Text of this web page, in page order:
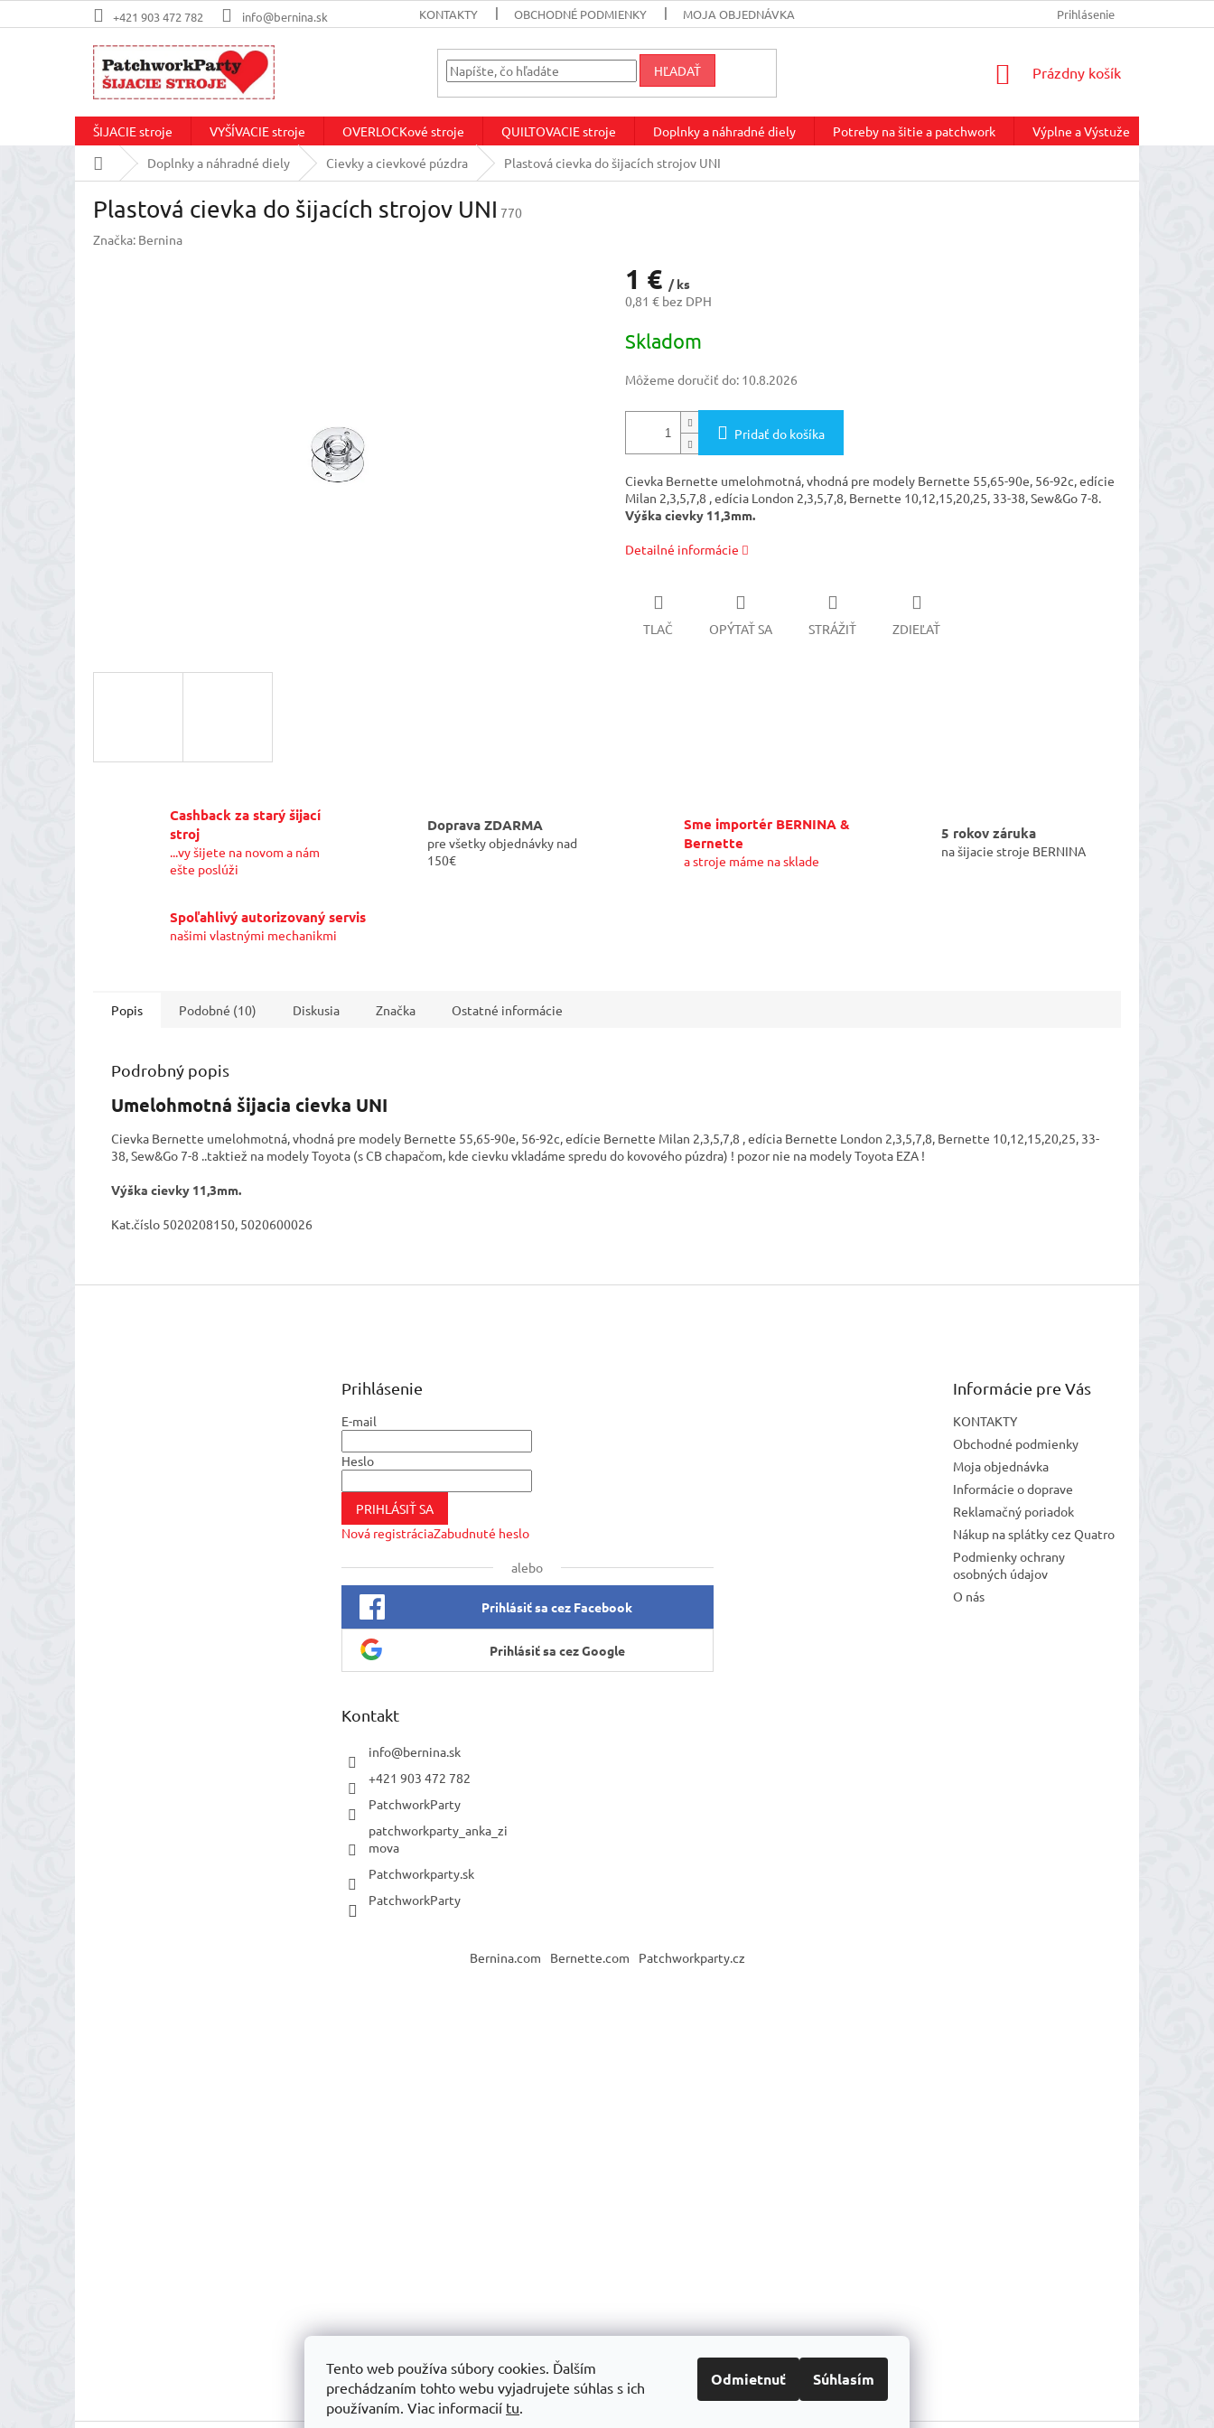
Tento web používa súbory cookies. Ďalším
prechádzaním tohto webu vyjadrujete súhlas s ich
používaním. Viac informacií tu.
Odmietnuť Súhlasím
na
+421 903 472 782 info@bernina.sk KONTAKTY OBCHODNÉ PODMIENKY MOJA OBJEDNÁVKA REKLAMAČNÝ PORIADOK
Prihlásenie
HĽADAŤ
NÁKUPNÝ
Prázdny košík
ŠIJACIE stroje VYŠÍVACIE stroje OVERLOCKové stroje QUILTOVACIE stroje Doplnky a náhradné diely Potreby na šitie a patchwork Výplne a Výstuže
DomovDoplnky a náhradné diely Cievky a cievkové púzdra Plastová cievka do šijacích strojov UNI
Plastová cievka do šijacích strojov UNI 770
Značka: Bernina
1 € / ks
0,81 € bez DPH
cena:
Skladom
Môžeme doručiť do: 10.8.2026
Pridať do košíka
Cievka Bernette umelohmotná, vhodná pre modely Bernette 55,65-90e, 56-92c, edície
Milan 2,3,5,7,8 , edícia London 2,3,5,7,8, Bernette 10,12,15,20,25, 33-38, Sew&Go 7-8.
Výška cievky 11,3mm.
Detailné informácie
TLAČ OPÝTAŤ SA STRÁŽIŤ ZDIEĽAŤ
Cashback za starý šijací
stroj
...vy šijete na novom a nám
ešte poslúži
Doprava ZDARMA
pre všetky objednávky nad
150€
Sme importér BERNINA &
Bernette
a stroje máme na sklade
5 rokov záruka
na šijacie stroje BERNINA
Spoľahlivý autorizovaný servis
našimi vlastnými mechanikmi
Popis Podobné (10) Diskusia Značka Ostatné informácie
Podrobný popis
Umelohmotná šijacia cievka UNI
Cievka Bernette umelohmotná, vhodná pre modely Bernette 55,65-90e, 56-92c, edície Bernette Milan 2,3,5,7,8 , edícia Bernette London 2,3,5,7,8, Bernette 10,12,15,20,25, 33-
38, Sew&Go 7-8 ..taktiež na modely Toyota (s CB chapačom, kde cievku vkladáme spredu do kovového púzdra) ! pozor nie na modely Toyota EZA !
Výška cievky 11,3mm.
Kat.číslo 5020208150, 5020600026
Prihlásenie
E-mail
Heslo
PRIHLÁSIŤ SA
Nová registráciaZabudnuté heslo
alebo
Prihlásiť sa cez Facebook
Prihlásiť sa cez Google
Informácie pre Vás
KONTAKTY
Obchodné podmienky
Moja objednávka
Informácie o doprave
Reklamačný poriadok
Nákup na splátky cez Quatro
Podmienky ochrany
osobných údajov
O nás
Kontakt
info@bernina.sk
+421 903 472 782
PatchworkParty
patchworkparty_anka_zi
mova
Patchworkparty.sk
PatchworkParty
Bernina.com Bernette.com Patchworkparty.cz